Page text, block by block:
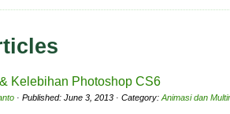
Kelebihan Photoshop CS6
· Published: June 3, 2013 · Category: Animasi dan